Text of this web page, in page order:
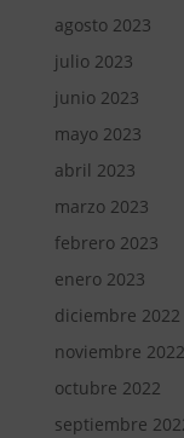
agosto 2023
julio 2023
junio 2023
mayo 2023
abril 2023
marzo 2023
febrero 2023
enero 2023
diciembre 2022
noviembre 2022
octubre 2022
septiembre